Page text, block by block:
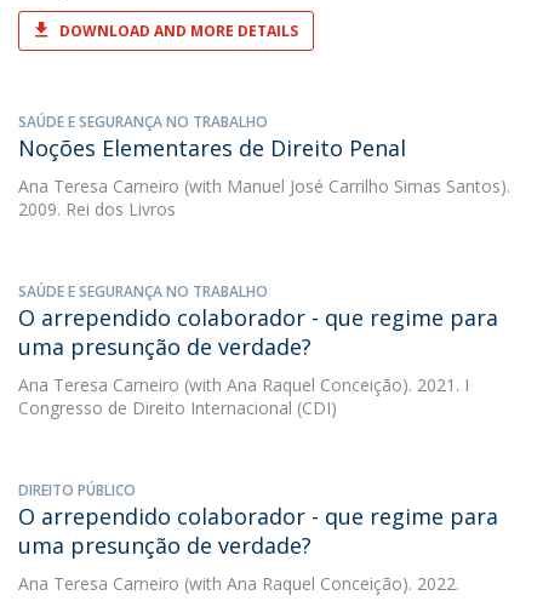
DOWNLOAD AND MORE DETAILS
SAÚDE E SEGURANÇA NO TRABALHO
Noções Elementares de Direito Penal
Ana Teresa Carneiro (with Manuel José Carrilho Simas Santos).
2009. Rei dos Livros
SAÚDE E SEGURANÇA NO TRABALHO
O arrependido colaborador - que regime para
uma presunção de verdade?
Ana Teresa Carneiro (with Ana Raquel Conceição). 2021. I
Congresso de Direito Internacional (CDI)
DIREITO PÚBLICO
O arrependido colaborador - que regime para
uma presunção de verdade?
Ana Teresa Carneiro (with Ana Raquel Conceição). 2022.